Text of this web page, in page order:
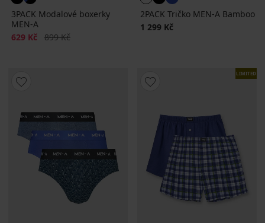
3PACK Modalové boxerky
MEN-A
Sleva
629 Kč Původní cena
899 Kč
2PACK Tričko MEN-A Bamboo
1 299 Kč
LIMITED